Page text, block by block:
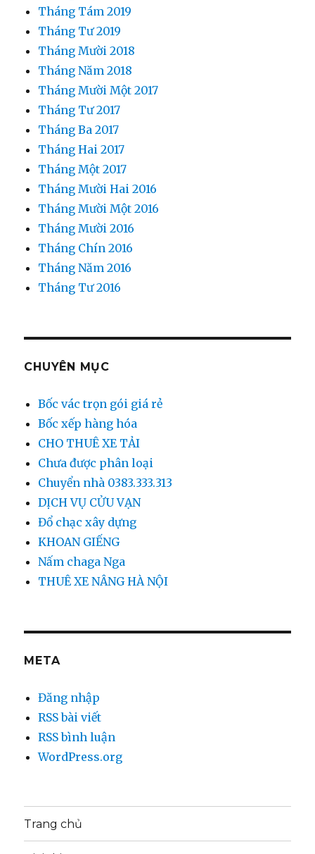
Tháng Tám 2019
Tháng Tư 2019
Tháng Mười 2018
Tháng Năm 2018
Tháng Mười Một 2017
Tháng Tư 2017
Tháng Ba 2017
Tháng Hai 2017
Tháng Một 2017
Tháng Mười Hai 2016
Tháng Mười Một 2016
Tháng Mười 2016
Tháng Chín 2016
Tháng Năm 2016
Tháng Tư 2016
CHUYÊN MỤC
Bốc vác trọn gói giá rẻ
Bốc xếp hàng hóa
CHO THUÊ XE TẢI
Chưa được phân loại
Chuyển nhà 0383.333.313
DỊCH VỤ CỬU VẠN
Đổ chạc xây dựng
KHOAN GIẾNG
Nấm chaga Nga
THUÊ XE NÂNG HÀ NỘI
META
Đăng nhập
RSS bài viết
RSS bình luận
WordPress.org
Trang chủ